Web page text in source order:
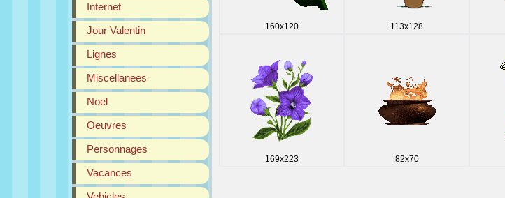
Internet
Jour Valentin
Lignes
Miscellanees
Noel
Oeuvres
Personnages
Vacances
160x120 113x128
169x223 82x70